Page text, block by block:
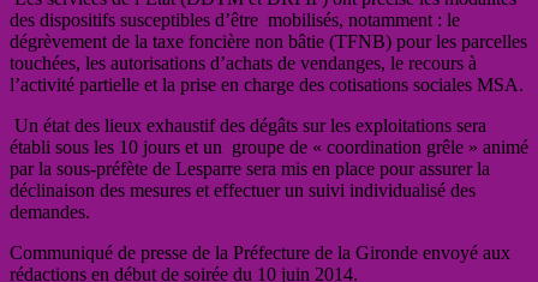
des dispositifs susceptibles d’être mobilisés, notamment : le
dégrèvement de la taxe foncière non bâtie (TFNB) pour les parcelles
touchées, les autorisations d’achats de vendanges, le recours à
l’activité partielle et la prise en charge des cotisations sociales MSA.
Un état des lieux exhaustif des dégâts sur les exploitations sera
établi sous les 10 jours et un groupe de « coordination grêle » animé
par la sous-préfète de Lesparre sera mis en place pour assurer la
déclinaison des mesures et effectuer un suivi individualisé des
demandes.
Communiqué de presse de la Préfecture de la Gironde envoyé aux
rédactions en début de soirée du 10 juin 2014.